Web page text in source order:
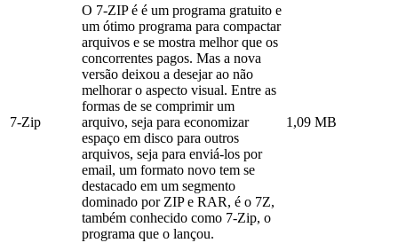
7-Zip
O 7-ZIP é é um programa gratuito e
um ótimo programa para compactar
arquivos e se mostra melhor que os
concorrentes pagos. Mas a nova
versão deixou a desejar ao não
melhorar o aspecto visual. Entre as
formas de se comprimir um
arquivo, seja para economizar
espaço em disco para outros
arquivos, seja para enviá-los por
email, um formato novo tem se
destacado em um segmento
dominado por ZIP e RAR, é o 7Z,
também conhecido como 7-Zip, o
programa que o lançou.
1,09 MB